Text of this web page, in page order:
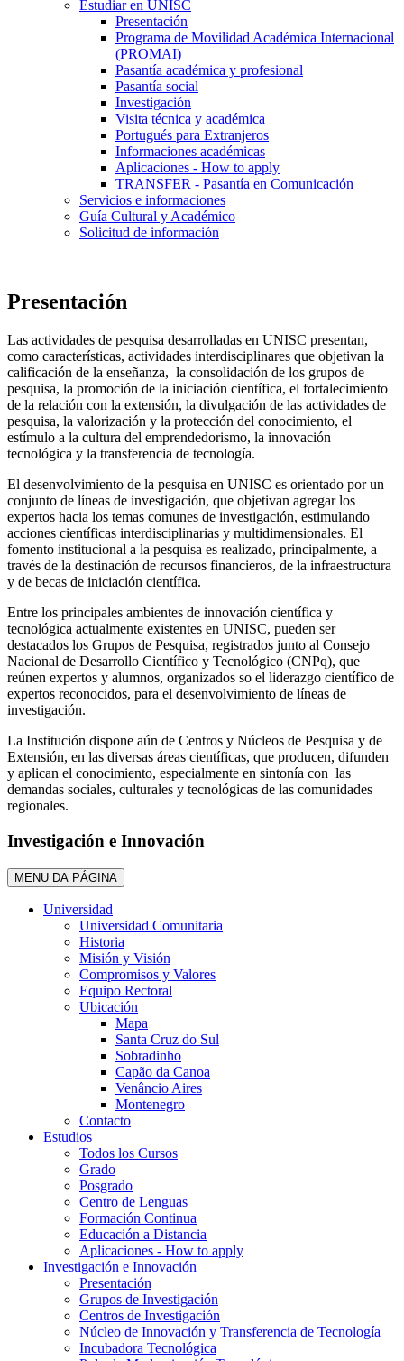
Estudiar en UNISC
Presentación
Programa de Movilidad Académica Internacional
(PROMAI)
Pasantía académica y profesional
Pasantía social
Investigación
Visita técnica y académica
Portugués para Extranjeros
Informaciones académicas
Aplicaciones - How to apply
TRANSFER - Pasantía en Comunicación
Servicios e informaciones
Guía Cultural y Académico
Solicitud de información
Presentación
Las actividades de pesquisa desarrolladas en UNISC presentan,
como características, actividades interdisciplinares que objetivan la
calificación de la enseñanza, la consolidación de los grupos de
pesquisa, la promoción de la iniciación científica, el fortalecimiento
de la relación con la extensión, la divulgación de las actividades de
pesquisa, la valorización y la protección del conocimiento, el
estímulo a la cultura del emprendedorismo, la innovación
tecnológica y la transferencia de tecnología.
El desenvolvimiento de la pesquisa en UNISC es orientado por un
conjunto de líneas de investigación, que objetivan agregar los
expertos hacia los temas comunes de investigación, estimulando
acciones científicas interdisciplinarias y multidimensionales. El
fomento institucional a la pesquisa es realizado, principalmente, a
través de la destinación de recursos financieros, de la infraestructura
y de becas de iniciación científica.
Entre los principales ambientes de innovación científica y
tecnológica actualmente existentes en UNISC, pueden ser
destacados los Grupos de Pesquisa, registrados junto al Consejo
Nacional de Desarrollo Científico y Tecnológico (CNPq), que
reúnen expertos y alumnos, organizados so el liderazgo científico de
expertos reconocidos, para el desenvolvimiento de líneas de
investigación.
La Institución dispone aún de Centros y Núcleos de Pesquisa y de
Extensión, en las diversas áreas científicas, que producen, difunden
y aplican el conocimiento, especialmente en sintonía con las
demandas sociales, culturales y tecnológicas de las comunidades
regionales.
Investigación e Innovación
MENU DA PÁGINA
Universidad
Universidad Comunitaria
Historia
Misión y Visión
Compromisos y Valores
Equipo Rectoral
Ubicación
Mapa
Santa Cruz do Sul
Sobradinho
Capão da Canoa
Venâncio Aires
Montenegro
Contacto
Estudios
Todos los Cursos
Grado
Posgrado
Centro de Lenguas
Formación Continua
Educación a Distancia
Aplicaciones - How to apply
Investigación e Innovación
Presentación
Grupos de Investigación
Centros de Investigación
Núcleo de Innovación y Transferencia de Tecnología
Incubadora Tecnológica